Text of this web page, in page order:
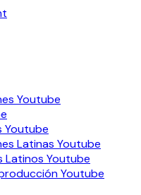
Youtube
Youtube
Latinas Youtube
Latinos Youtube
Youtube